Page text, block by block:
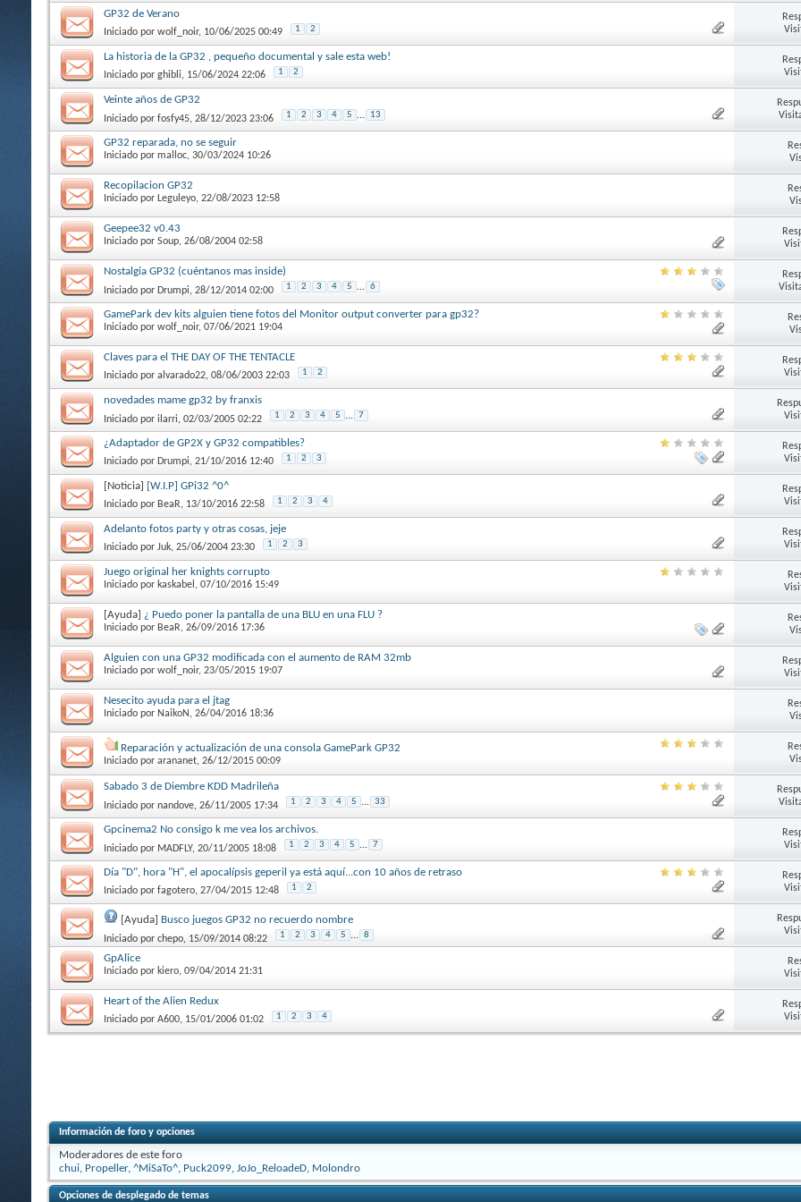
GP32 de Verano
Iniciado por wolf_noir, 10/06/2025 00:49 1 2
La historia de la GP32 , pequeño documental y sale esta web!
Iniciado por ghibli, 15/06/2024 22:06 1 2
Veinte años de GP32
Iniciado por fosfy45, 28/12/2023 23:06 1 2 3 4 5 ... 13
GP32 reparada, no se seguir
Iniciado por malloc, 30/03/2024 10:26
Recopilacion GP32
Iniciado por Leguleyo, 22/08/2023 12:58
Geepee32 v0.43
Iniciado por Soup, 26/08/2004 02:58
Nostalgia GP32 (cuéntanos mas inside)
Iniciado por Drumpi, 28/12/2014 02:00 1 2 3 4 5 ... 6
GamePark dev kits alguien tiene fotos del Monitor output converter para gp32?
Iniciado por wolf_noir, 07/06/2021 19:04
Claves para el THE DAY OF THE TENTACLE
Iniciado por alvarado22, 08/06/2003 22:03 1 2
novedades mame gp32 by franxis
Iniciado por ilarri, 02/03/2005 02:22 1 2 3 4 5 ... 7
¿Adaptador de GP2X y GP32 compatibles?
Iniciado por Drumpi, 21/10/2016 12:40 1 2 3
[Noticia] [W.I.P] GPi32 ^0^
Iniciado por BeaR, 13/10/2016 22:58 1 2 3 4
Adelanto fotos party y otras cosas, jeje
Iniciado por Juk, 25/06/2004 23:30 1 2 3
Juego original her knights corrupto
Iniciado por kaskabel , 07/10/2016 15:49
[Ayuda] ¿ Puedo poner la pantalla de una BLU en una FLU ?
Iniciado por BeaR, 26/09/2016 17:36
Alguien con una GP32 modificada con el aumento de RAM 32mb
Iniciado por wolf_noir, 23/05/2015 19:07
Nesecito ayuda para el jtag
Iniciado por NaikoN , 26/04/2016 18:36
Reparación y actualización de una consola GamePark GP32
Iniciado por arananet, 26/12/2015 00:09
Sabado 3 de Diembre KDD Madrileña
Iniciado por nandove, 26/11/2005 17:34 1 2 3 4 5 ... 33
Gpcinema2 No consigo k me vea los archivos.
Iniciado por MADFLY, 20/11/2005 18:08 1 2 3 4 5 ... 7
Día "D", hora "H", el apocalípsis geperil ya está aquí...con 10 años de retraso
Iniciado por fagotero, 27/04/2015 12:48 1 2
[Ayuda] Busco juegos GP32 no recuerdo nombre
Iniciado por chepo, 15/09/2014 08:22 1 2 3 4 5 ... 8
GpAlice
Iniciado por kiero, 09/04/2014 21:31
Heart of the Alien Redux
Iniciado por A600, 15/01/2006 01:02 1 2 3 4
Información de foro y opciones
Moderadores de este foro
chui, Propeller, ^MiSaTo^, Puck2099, JoJo_ReloadeD, Molondro
Opciones de desplegado de temas